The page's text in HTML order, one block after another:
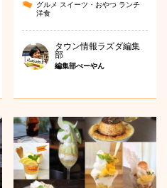
グルメ スイーツ・おやつ ランチ
洋食
タウン情報ラズダ編集
部
編集部べーやん